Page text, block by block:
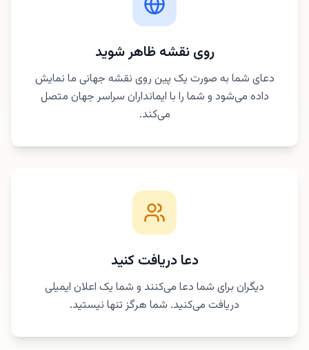
روی نقشه ظاهر شوید
دعای شما به صورت یک پین روی نقشه جهانی ما نمایش
داده می‌شود و شما را با ایمانداران سراسر جهان متصل
می‌کند.
دعا دریافت کنید
دیگران برای شما دعا می‌کنند و شما یک اعلان ایمیلی
دریافت می‌کنید. شما هرگز تنها نیستید.